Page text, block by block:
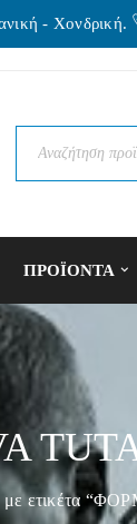
- Xονδρική.
ΠΡΟΪΟΝΤΑ
με ετικέτα